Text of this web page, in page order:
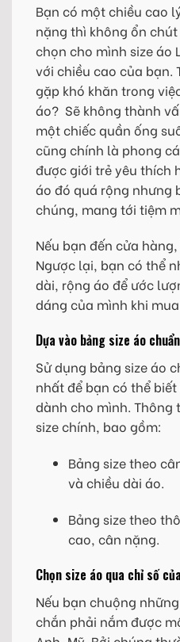
Bạn có một chiều cao
nặng thì không ổn
chọn cho mình size áo
với chiều cao của bạn.
gặp khó khăn trong
áo? Sẽ không thành
một chiếc quần ống
cũng chính là phong
được giới trẻ yêu thích
áo đó quá rộng nhưng
chúng, mang tới tiệm
Nếu bạn đến cửa
Ngược lại, bạn có thể
dài, rộng áo để ước
dáng của mình khi
Dựa vào bảng size áo chuẩn
Sử dụng bảng size áo
nhất để bạn có thể
dành cho mình. Thông
size chính, bao gồm:
Bảng size theo
và chiều dài áo.
Bảng size theo
cao, cân nặng.
Chọn size áo qua chỉ số
Nếu bạn chuộng
chắn phải nắm được